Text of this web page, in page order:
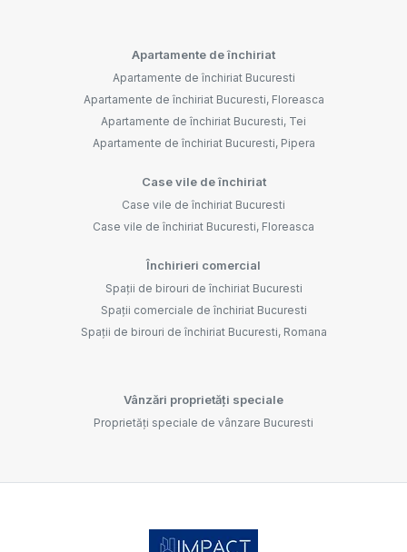
Apartamente de închiriat
Apartamente de închiriat Bucuresti
Apartamente de închiriat Bucuresti, Floreasca
Apartamente de închiriat Bucuresti, Tei
Apartamente de închiriat Bucuresti, Pipera
Case vile de închiriat
Case vile de închiriat Bucuresti
Case vile de închiriat Bucuresti, Floreasca
Închirieri comercial
Spații de birouri de închiriat Bucuresti
Spații comerciale de închiriat Bucuresti
Spații de birouri de închiriat Bucuresti, Romana
Vânzări proprietăți speciale
Proprietăți speciale de vânzare Bucuresti